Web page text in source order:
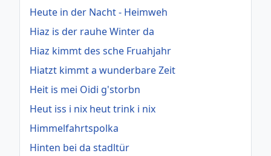
Heute in der Nacht - Heimweh
Hiaz is der rauhe Winter da
Hiaz kimmt des sche Fruahjahr
Hiatzt kimmt a wunderbare Zeit
Heit is mei Oidi g'storbn
Heut iss i nix heut trink i nix
Himmelfahrtspolka
Hinten bei da stadltür